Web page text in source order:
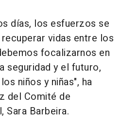
días, los esfuerzos se
vidas entre los
focalizarnos en
seguridad y el futuro,
niños y niñas", ha
del Comité de
Sara Barbeira.